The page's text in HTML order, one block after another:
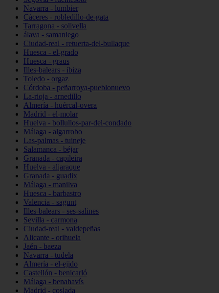
Navarra - lumbier
Cáceres - robledillo-de-gata
Tarragona - solivella
álava - samaniego
Ciudad-real - retuerta-del-bullaque
Huesca - el-grado
Huesca - graus
Illes-balears - ibiza
Toledo - orgaz
Córdoba - peñarroya-pueblonuevo
La-rioja - arnedillo
Almería - huércal-overa
Madrid - el-molar
Huelva - bollullos-par-del-condado
Málaga - algarrobo
Las-palmas - tuineje
Salamanca - béjar
Granada - capileira
Huelva - aljaraque
Granada - guadix
Málaga - manilva
Huesca - barbastro
Valencia - sagunt
Illes-balears - ses-salines
Sevilla - carmona
Ciudad-real - valdepeñas
Alicante - orihuela
Jaén - baeza
Navarra - tudela
Almería - el-ejido
Castellón - benicarló
Málaga - benahavís
Madrid - coslada